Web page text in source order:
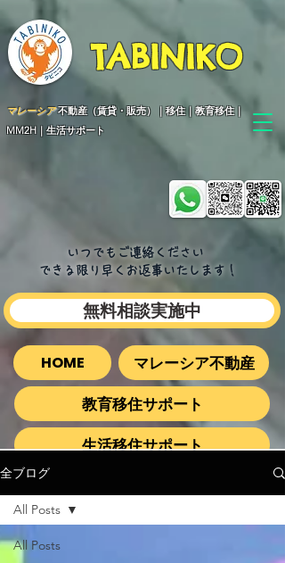
TABINIKO
マレーシア不動産（賃貸・販売）｜移住｜教育移住｜
MM2H｜生活サポート
いつでもご連絡ください
できる限り早くお返事いたします​！
無料相談実施中
HOME
マレーシア不動産
教育移住サポート
生活移住サポート
全ブログ
All Posts
All Posts